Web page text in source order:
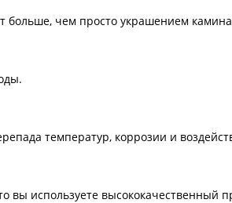
чем просто украшением камина
температур, коррозии и
вы используете высококачественный